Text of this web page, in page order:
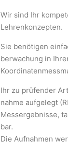
Wir sind Ihr
Lehrenkonzepten.
Sie benötigen
berwachung in
Ihr zu prüfender
nahme aufgelegt
Messergebnisse,
bar.
Die Aufnahmen